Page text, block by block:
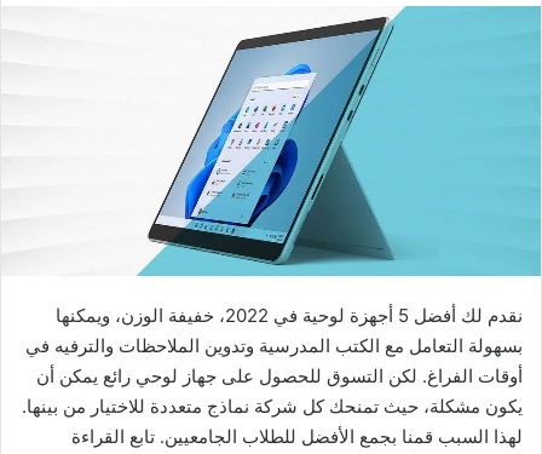
نقدم لك أفضل 5 أجهزة لوحية في 2022، خفيفة الوزن، ويمكنها
بسهولة التعامل مع الكتب المدرسية وتدوين الملاحظات والترفيه في
أوقات الفراغ. لكن التسوق للحصول على جهاز لوحي رائع يمكن أن
يكون مشكلة، حيث تمنحك كل شركة نماذج متعددة للاختيار من بينها.
لهذا السبب قمنا بجمع الأفضل للطلاب الجامعيين. تابع القراءة